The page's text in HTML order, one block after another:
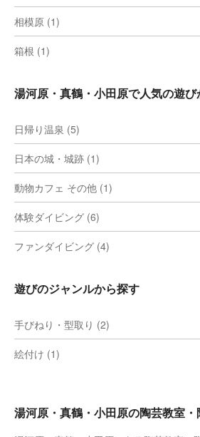
相模原 (1)
箱根 (1)
湯河原・真鶴・小田原で人気の遊
日帰り温泉 (5)
日本の城・城跡 (1)
動物カフェ その他 (1)
体験ダイビング (6)
ファンダイビング (4)
遊びのジャンルから探す
手びねり・型取り (2)
絵付け (1)
湯河原・真鶴・小田原の陶芸教室